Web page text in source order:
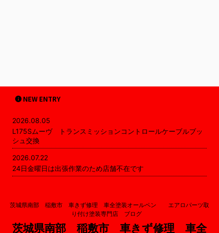
NEW ENTRY
2026.08.05
L175Sムーヴ トランスミッションコントロールケーブルブッ
シュ交換
2026.07.22
24日金曜日は出張作業のため店舗不在です
茨城県南部 稲敷市 車きず修理 車全塗装オールペン エアロパーツ取
り付け塗装専門店 ブログ
茨城県南部 稲敷市 車きず修理 車全